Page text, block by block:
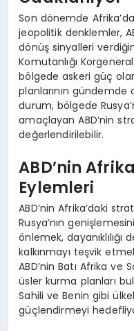
Son dönemde
jeopolitik denklemler,
dönüş sinyalleri
Komutanlığı
bölgede askeri güç
planlarının
durum, bölgede
amaçlayan ABD’nin
değerlendirilebilir.
ABD’nin
Eylemleri
ABD’nin Afrika’daki
Rusya’nın
önlemek,
kalkınmayı teşvik
ABD’nin Batı Afrika ve
üsler kurma planları
Sahili ve Benin gibi
güçlendirmeyi